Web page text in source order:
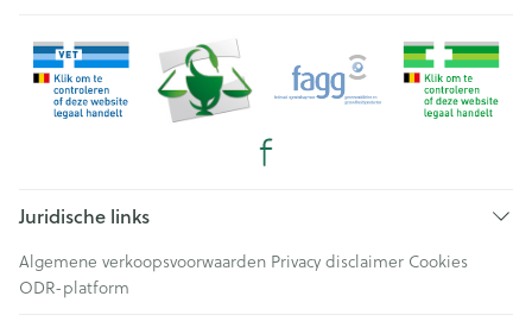
Juridische links
Algemene verkoopsvoorwaarden Privacy disclaimer Cookies
ODR-platform